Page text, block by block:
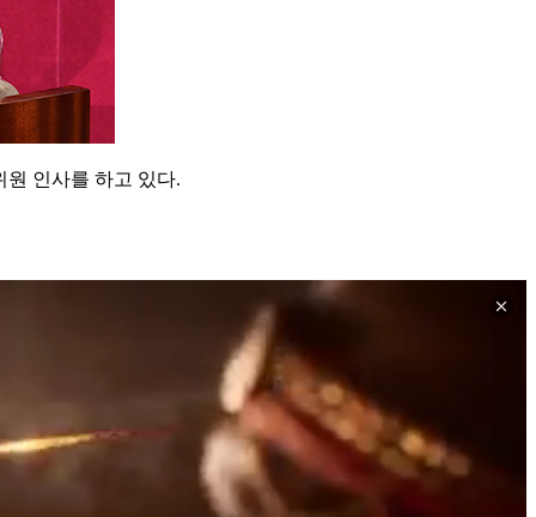
인사를 하고 있다.